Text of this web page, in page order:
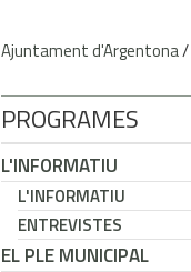
Ajuntament d'Argentona/
PROGRAMES
L'INFORMATIU
L'INFORMATIU
ENTREVISTES
EL PLE MUNICIPAL